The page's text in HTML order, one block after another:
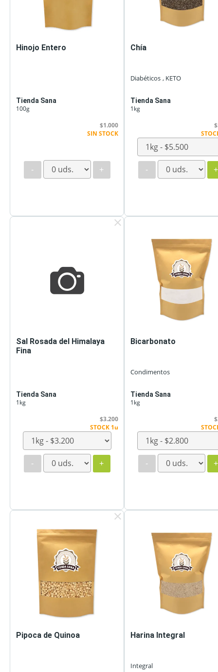
Hinojo Entero
Tienda Sana
100g
$1.000
SIN STOCK
- +
Chía
Diabéticos , KETO
Tienda Sana
1kg
- +
clear
Sal Rosada del Himalaya
Fina
Tienda Sana
1kg
$3.200
STOCK 1u
- +
Bicarbonato
Condimentos
Tienda Sana
1kg
- +
clear
Pipoca de Quinoa Harina Integral
Integral